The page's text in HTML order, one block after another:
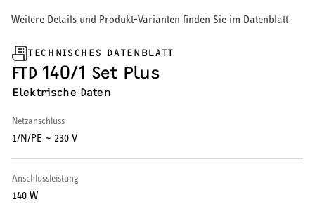
Nachtspeicherheizung
WARMWASSER
Durchlauferhitzer
Warmwasserspeicher
Warmwasser-Wärmepumpe
Weitere Details und Produkt-Varianten finden Sie im Datenblatt
TECHNISCHES DATENBLATT
FTD 140/1 Set Plus
Elektrische Daten
Netzanschluss
1/N/PE ~ 230 V
Anschlussleistung
140 W